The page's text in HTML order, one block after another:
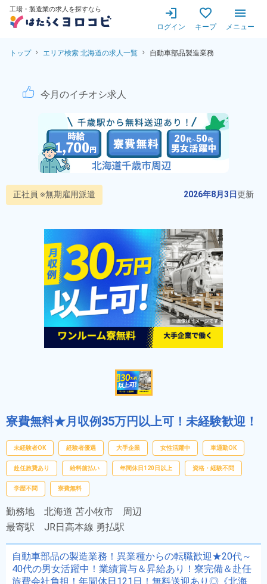
工場・製造業の求人を探すなら
ログイン キープ メニュー
トップ エリア検索 北海道の求人一覧 自動車部品製造業務
自動車部品の製造業務！異
今月のイチオシ求人
正社員 ※無期雇用派遣 2026年8月3日更新
寮費無料★月収例35万円以上可！未経験歓迎！
未経験者OK 経験者優遇 大手企業 女性活躍中 車通勤OK
赴任旅費あり 給料前払い 年間休日120日以上 資格・経験不問
学歴不問 寮費無料
勤務地 北海道 苫小牧市 周辺
最寄駅 JR日高本線 勇払駅
自動車部品の製造業務！異業種からの転職歓迎★20代～
40代の男女活躍中！業績賞与＆昇給あり！寮完備＆赴任
旅費会社負担！年間休日121日！無料送迎あり◎《北海